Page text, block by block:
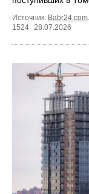
Источник: Babr24.com.
1524 28.07.2026